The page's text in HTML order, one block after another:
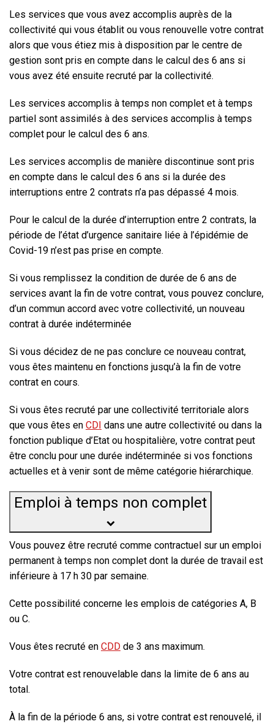
Les services que vous avez accomplis auprès de la
collectivité qui vous établit ou vous renouvelle votre contrat
alors que vous étiez mis à disposition par le centre de
gestion sont pris en compte dans le calcul des 6 ans si
vous avez été ensuite recruté par la collectivité.
Les services accomplis à temps non complet et à temps
partiel sont assimilés à des services accomplis à temps
complet pour le calcul des 6 ans.
Les services accomplis de manière discontinue sont pris
en compte dans le calcul des 6 ans si la durée des
interruptions entre 2 contrats n’a pas dépassé 4 mois.
Pour le calcul de la durée d’interruption entre 2 contrats, la
période de l’état d’urgence sanitaire liée à l’épidémie de
Covid-19 n’est pas prise en compte.
Si vous remplissez la condition de durée de 6 ans de
services avant la fin de votre contrat, vous pouvez conclure,
d’un commun accord avec votre collectivité, un nouveau
contrat à durée indéterminée
Si vous décidez de ne pas conclure ce nouveau contrat,
vous êtes maintenu en fonctions jusqu’à la fin de votre
contrat en cours.
Si vous êtes recruté par une collectivité territoriale alors
que vous êtes en CDI dans une autre collectivité ou dans la
fonction publique d’Etat ou hospitalière, votre contrat peut
être conclu pour une durée indéterminée si vos fonctions
actuelles et à venir sont de même catégorie hiérarchique.
Emploi à temps non complet
Vous pouvez être recruté comme contractuel sur un emploi
permanent à temps non complet dont la durée de travail est
inférieure à 17 h 30 par semaine.
Cette possibilité concerne les emplois de catégories A, B
ou C.
Vous êtes recruté en CDD de 3 ans maximum.
Votre contrat est renouvelable dans la limite de 6 ans au
total .
À la fin de la période 6 ans, si votre contrat est renouvelé, il